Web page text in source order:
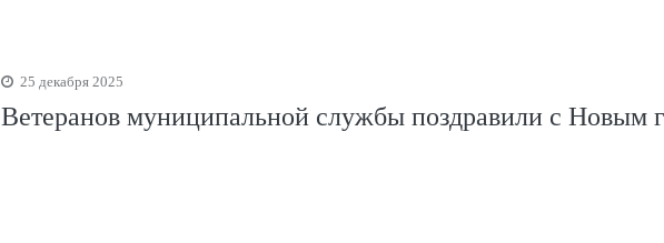
25 декабря 2025
Ветеранов муниципальной службы поздравили с Новым